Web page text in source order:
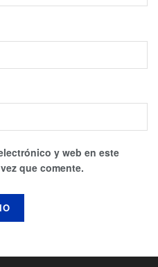
y web en este
que comente.